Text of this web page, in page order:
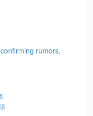
rumors,